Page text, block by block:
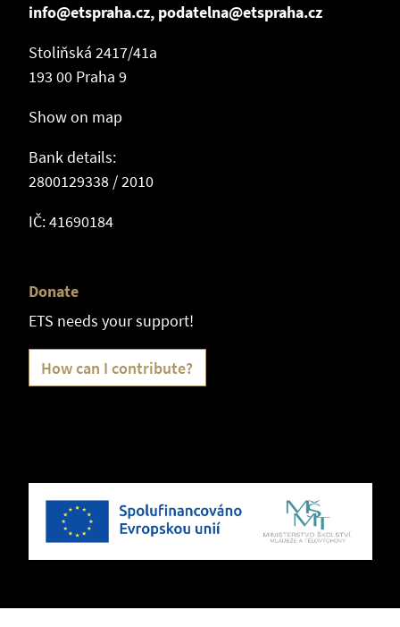
info@etspraha.cz, podatelna@etspraha.cz
Stoliňská 2417/41a
193 00 Praha 9
Show on map
Bank details:
2800129338 / 2010
IČ: 41690184
Donate
ETS needs your support!
How can I contribute?